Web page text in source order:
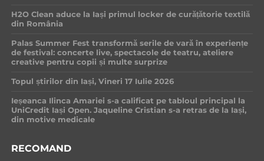
H2O Clean aduce la Iași primul locker de curățătorie textilă
din România
Palas Summer Fest transformă serile de vară în experiențe
de festival: concerte live, spectacole de teatru, ateliere
creative pentru copii și multe surprize
Topul știrilor din Iași, Vineri 17 Iulie 2026
Ieșeanca Ilinca Amariei s-a calificat pe tabloul principal la
UniCredit Iași Open. Jaqueline Cristian s-a retras de la Iași,
din motive medicale
RECOMAND